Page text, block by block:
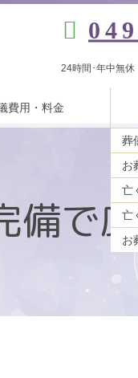
24時間･年中無休
費用・料金
葬
お
亡
亡
お
で